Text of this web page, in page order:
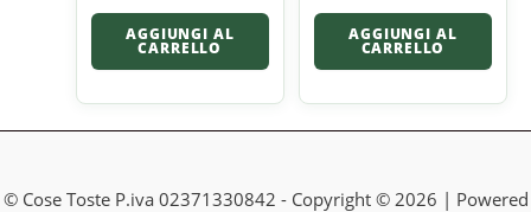
AGGIUNGI AL
CARRELLO
AGGIUNGI AL
CARRELLO
© Cose Toste P.iva 02371330842 - Copyright © 2026 | Powered